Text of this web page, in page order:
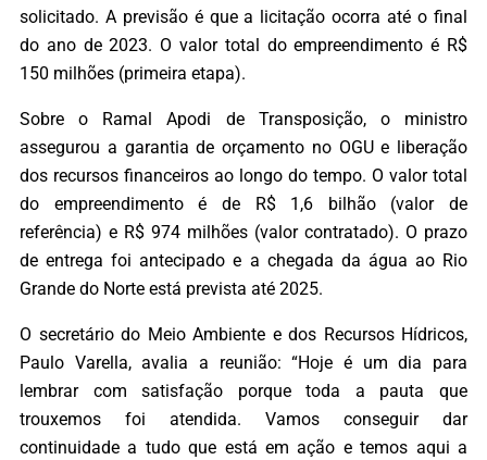
solicitado. A previsão é que a licitação ocorra até o final
do ano de 2023. O valor total do empreendimento é R$
150 milhões (primeira etapa).
Sobre o Ramal Apodi de Transposição, o ministro
assegurou a garantia de orçamento no OGU e liberação
dos recursos financeiros ao longo do tempo. O valor total
do empreendimento é de R$ 1,6 bilhão (valor de
referência) e R$ 974 milhões (valor contratado). O prazo
de entrega foi antecipado e a chegada da água ao Rio
Grande do Norte está prevista até 2025.
O secretário do Meio Ambiente e dos Recursos Hídricos,
Paulo Varella, avalia a reunião: “Hoje é um dia para
lembrar com satisfação porque toda a pauta que
trouxemos foi atendida. Vamos conseguir dar
continuidade a tudo que está em ação e temos aqui a